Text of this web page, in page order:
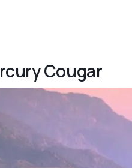
Cougar